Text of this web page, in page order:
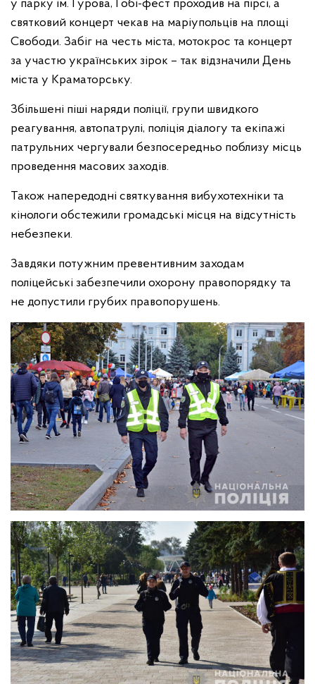
у парку ім. Гурова, Гобі-фест проходив на пірсі, а
святковий концерт чекав на маріупольців на площі
Свободи. Забіг на честь міста, мотокрос та концерт
за участю українських зірок – так відзначили День
міста у Краматорську.
Збільшені піші наряди поліції, групи швидкого
реагування, автопатрулі, поліція діалогу та екіпажі
патрульних чергували безпосередньо поблизу місць
проведення масових заходів.
Також напередодні святкування вибухотехніки та
кінологи обстежили громадські місця на відсутність
небезпеки.
Завдяки потужним превентивним заходам
поліцейські забезпечили охорону правопорядку та
не допустили грубих правопорушень.